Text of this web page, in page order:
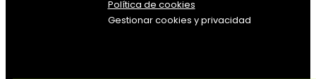
Política de cookies
Gestionar cookies y privacidad